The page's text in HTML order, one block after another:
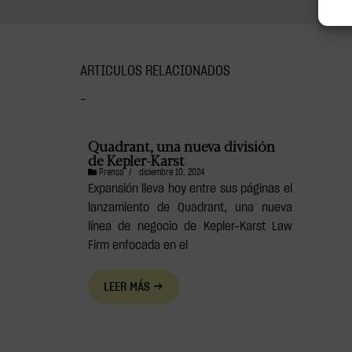
ARTICULOS RELACIONADOS
–
Quadrant, una nueva división
de Kepler-Karst
Prensa / diciembre 10, 2024
Expansión lleva hoy entre sus páginas el
lanzamiento de Quadrant, una nueva
línea de negocio de Kepler-Karst Law
Firm enfocada en el
LEER MÁS →